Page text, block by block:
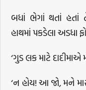
બધાં ભેગાં થતાં હતાં
હાથમાં પકડેલા અડધા
‘ગુડ લક માટે
‘ન હોય! આ જો, મને